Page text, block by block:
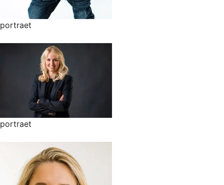
portraet
portraet